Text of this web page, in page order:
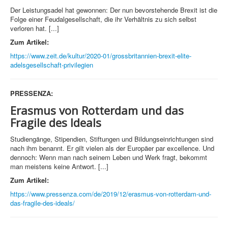
Der Leistungsadel hat gewonnen: Der nun bevorstehende Brexit ist die
Folge einer Feudalgesellschaft, die ihr Verhältnis zu sich selbst
verloren hat. [...]
Zum Artikel:
https://www.zeit.de/kultur/2020-01/grossbritannien-brexit-elite-
adelsgesellschaft-privilegien
PRESSENZA:
Erasmus von Rotterdam und das
Fragile des Ideals
Studiengänge, Stipendien, Stiftungen und Bildungseinrichtungen sind
nach ihm benannt. Er gilt vielen als der Europäer par excellence. Und
dennoch: Wenn man nach seinem Leben und Werk fragt, bekommt
man meistens keine Antwort. [...]
Zum Artikel:
https://www.pressenza.com/de/2019/12/erasmus-von-rotterdam-und-
das-fragile-des-ideals/